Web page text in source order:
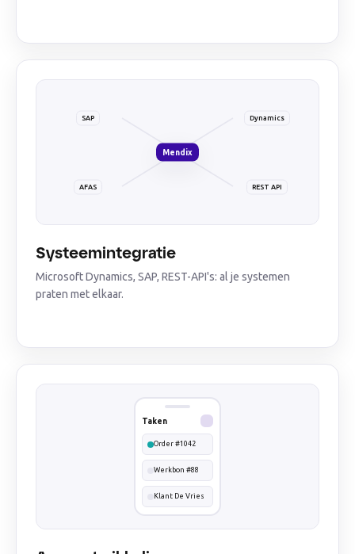
Mendix
SAP Dynamics
AFAS REST API
Systeemintegratie
Microsoft Dynamics, SAP, REST-API's: al je systemen
praten met elkaar.
Taken
Order #1042
Werkbon #88
Klant De Vries